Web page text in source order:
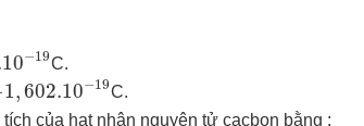
−19
−19
C.
1,602.10−19
,602.10 −19
C.
của hạt nhân nguyên tử cacbon bằng :